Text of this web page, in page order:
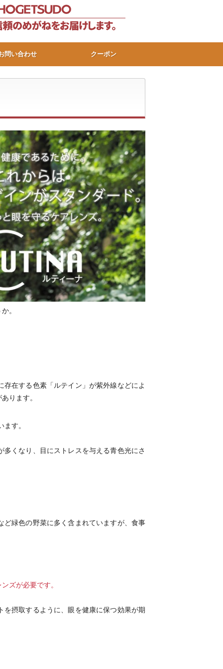
問い合わせ クーポン
。
在する色素「ルテイン」が紫外線などによ
ります。
す。
くなり、目にストレスを与える青色光にさ
緑色の野菜に多く含まれていますが、食事
ズが必要です。
摂取するように、眼を健康に保つ効果が期